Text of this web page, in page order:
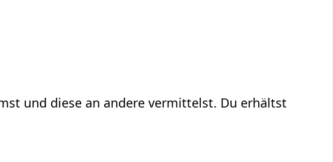
und diese an andere vermittelst. Du erhältst